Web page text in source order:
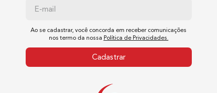
Venture System
Multiplica o fluxo de ar fornecido pelo motor sem
consumir energia adicional e reduz o tempo de
secagem
Ao se cadastrar, você concorda em receber comunicações
nos termo da nossa Política de Privacidades.
Cadastrar